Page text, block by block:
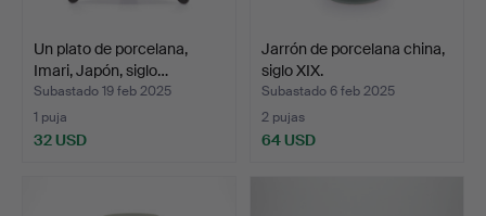
Un plato de porcelana,
Imari, Japón, siglo…
Subastado 19 feb 2025
1 puja
32 USD
Jarrón de porcelana china,
siglo XIX.
Subastado 6 feb 2025
2 pujas
64 USD